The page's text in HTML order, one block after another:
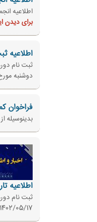
اطلاعیه
برای دیدن
اطلاعیه
دوشنبه مورخ 1402/06/02
فراخوان
بدینوسیله
اطلاعیه
1402/05/17می باشد.